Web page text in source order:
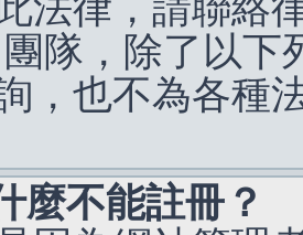
法律，請聯絡
隊，除了以下
，也不為各種
麼不能註冊？